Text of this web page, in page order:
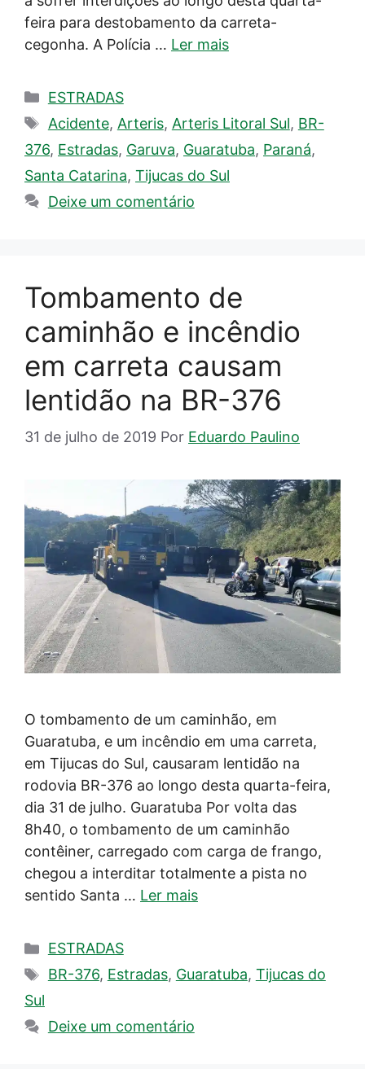
feira para destobamento da carreta-
cegonha. A Polícia … Ler mais
Categorias
ESTRADAS
Tags
Acidente, Arteris, Arteris Litoral Sul, BR-
376, Estradas, Garuva, Guaratuba, Paraná,
Santa Catarina, Tijucas do Sul
Deixe um comentário
Tombamento de
caminhão e incêndio
em carreta causam
lentidão na BR-376
31 de julho de 2019 Por Eduardo Paulino
O tombamento de um caminhão, em
Guaratuba, e um incêndio em uma carreta,
em Tijucas do Sul, causaram lentidão na
rodovia BR-376 ao longo desta quarta-feira,
dia 31 de julho. Guaratuba Por volta das
8h40, o tombamento de um caminhão
contêiner, carregado com carga de frango,
chegou a interditar totalmente a pista no
sentido Santa … Ler mais
Categorias
ESTRADAS
Tags
BR-376, Estradas, Guaratuba, Tijucas do
Sul
Deixe um comentário